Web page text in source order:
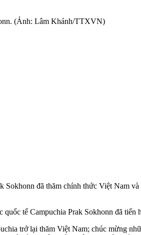
(Ảnh: Lâm Khánh/TTXVN)
đã thăm chính thức Việt Nam
tế Campuchia Prak Sokhonn đã tiến
trở lại thăm Việt Nam; chúc mừng